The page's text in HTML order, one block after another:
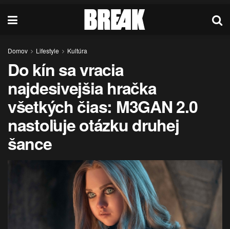
Domov Lifestyle Kultúra
Do kín sa vracia
najdesivejšia hračka
všetkých čias: M3GAN 2.0
nastoľuje otázku druhej
šance